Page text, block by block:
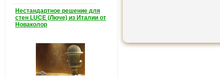
Нестандартное решение для
стен LUCE (Люче) из Италии от
Новаколор